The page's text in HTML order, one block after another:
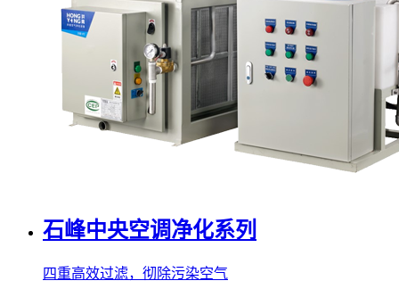
石峰中央空调净化系列
四重高效过滤，彻除污染空气